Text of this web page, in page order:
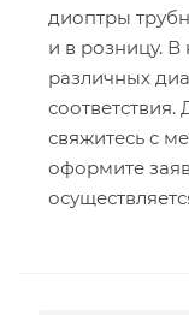
диоптры
и в розницу. В
различных
свяжитесь с
оформите